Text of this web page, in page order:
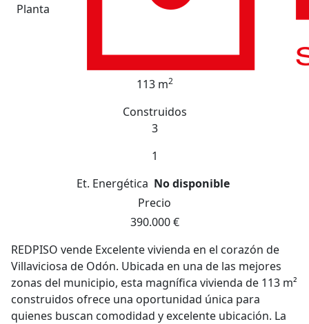
Planta
113 m2
Construidos
3
1
Et. Energética No disponible
Precio
390.000 €
REDPISO vende Excelente vivienda en el corazón de
Villaviciosa de Odón. Ubicada en una de las mejores
zonas del municipio, esta magnífica vivienda de 113 m²
construidos ofrece una oportunidad única para
quienes buscan comodidad y excelente ubicación. La